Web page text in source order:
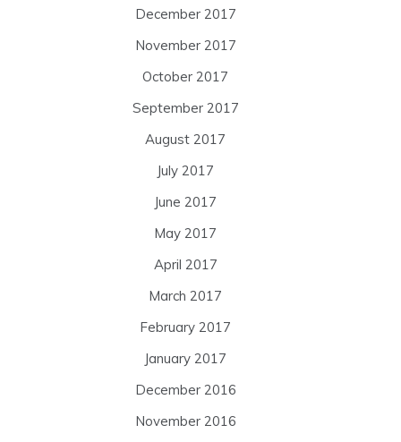
December 2017
November 2017
October 2017
September 2017
August 2017
July 2017
June 2017
May 2017
April 2017
March 2017
February 2017
January 2017
December 2016
November 2016